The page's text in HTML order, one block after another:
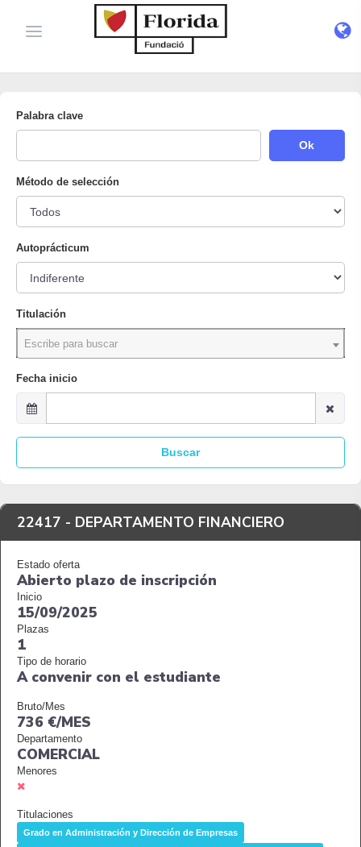
Palabra clave
Ok
Método de selección
Autoprácticum
Titulación
Escribe para buscar
Fecha inicio
Buscar
22417 - DEPARTAMENTO FINANCIERO
Estado oferta
Abierto plazo de inscripción
Inicio
15/09/2025
Plazas
1
Tipo de horario
A convenir con el estudiante
Bruto/Mes
736 €/MES
Departamento
COMERCIAL
Menores
Titulaciones
Grado en Administración y Dirección de Empresas